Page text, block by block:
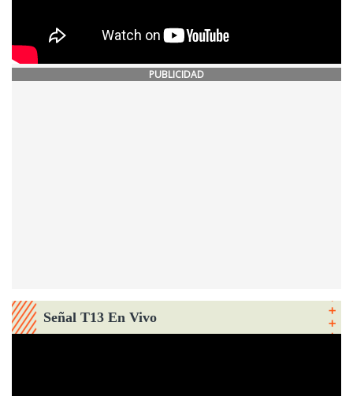
PUBLICIDAD
Señal T13 En Vivo